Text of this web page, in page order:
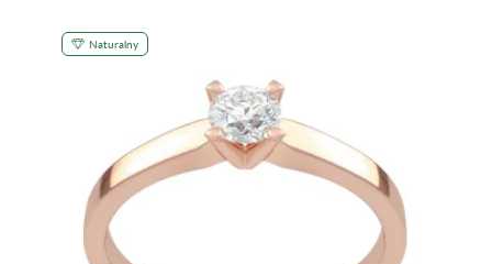
Naturalny